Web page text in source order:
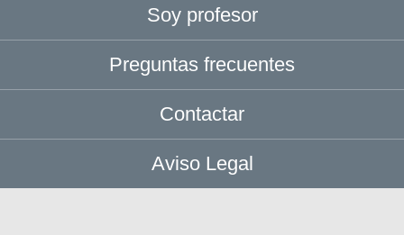
Soy profesor
Preguntas frecuentes
Contactar
Aviso Legal